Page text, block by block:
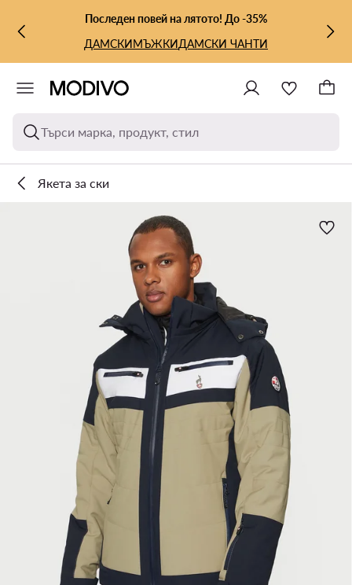
КЪМ ОСНОВНОТО СЪДЪРЖАНИЕ
КЪМ ТЪРСЕНЕПоследен повей на лятото! До -35%
ДАМСКИМЪЖКИДАМСКИ ЧАНТИ
Търси марка, продукт, стил
Якета за ски